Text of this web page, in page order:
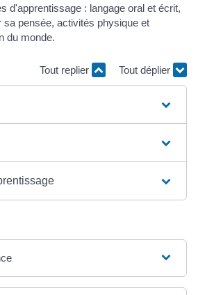
d'apprentissage : langage oral et écrit,
sa pensée, activités physique et
du monde.
Tout replier Tout déplier